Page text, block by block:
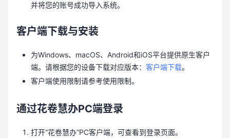
并将您的账号成功导入系统。
客户端下载与安装
为Windows、macOS、Android和iOS平台提供原生客户
端。请根据您的设备下载对应版本： 客户端下载。
客户端使用限制请参考使用限制。
通过花卷慧办PC端登录
打开“花卷慧办”PC客户端，可查看到登录页面。